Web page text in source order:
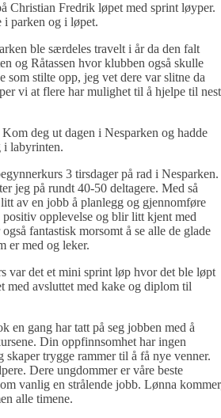
Christian Fredrik løpet med sprint løyper.
parken og i løpet.
ble særdeles travelt i år da den falt
og Råtassen hvor klubben også skulle
som stilte opp, jeg vet dere var slitne da
vi at flere har mulighet til å hjelpe til
deg ut dagen i Nesparken og hadde
i labyrinten.
3 tirsdager på rad i Nesparken.
jeg på rundt 40-50 deltagere. Med så
av en jobb å planlegg og gjennomføre
opplevelse og blir litt kjent med
fantastisk morsomt å se alle de glade
er med og leker.
var det et mini sprint løp hvor det ble løpt
med avsluttet med kake og diplom til
en gang har tatt på seg jobben med å
Din oppfinnsomhet har ingen
skaper trygge rammer til å få nye venner.
Dere ungdommer er våre beste
vanlig en strålende jobb. Lønna
alle timene.